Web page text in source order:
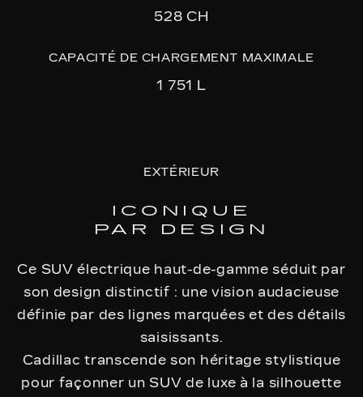
528 CH
CAPACITÉ DE CHARGEMENT MAXIMALE
1 751 L
EXTÉRIEUR
ICONIQUE
PAR DESIGN
Ce SUV électrique haut-de-gamme séduit par
son design distinctif : une vision audacieuse
définie par des lignes marquées et des détails
saisissants.
Cadillac transcende son héritage stylistique
pour façonner un SUV de luxe à la silhouette